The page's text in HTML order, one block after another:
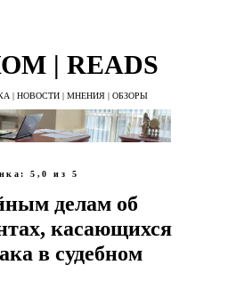
| READS
| НОВОСТИ | МНЕНИЯ | ОБЗОРЫ
5,0 из 5
делам об
касающихся
в судебном